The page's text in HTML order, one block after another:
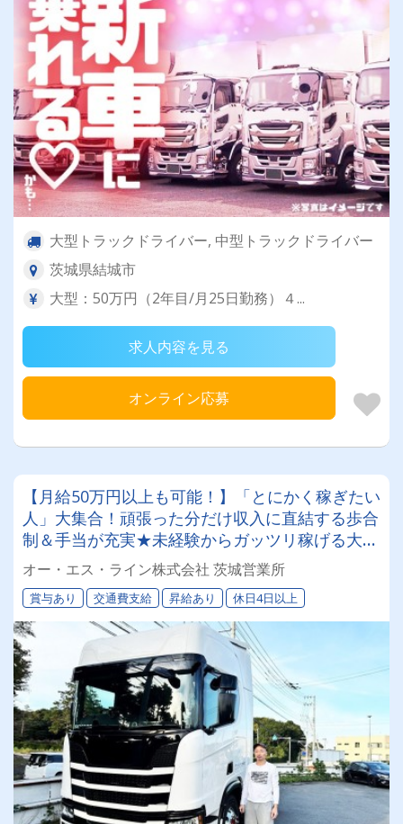
大型トラックドライバー, 中型トラックドライバー
茨城県結城市
大型：50万円（2年目/月25日勤務）４...
求人内容を見る
オンライン応募
【月給50万円以上も可能！】「とにかく稼ぎたい
人」大集合！頑張った分だけ収入に直結する歩合
制＆手当が充実★未経験からガッツリ稼げる大型
ドライバー！
オー・エス・ライン株式会社 茨城営業所
賞与あり 交通費支給 昇給あり 休日4日以上